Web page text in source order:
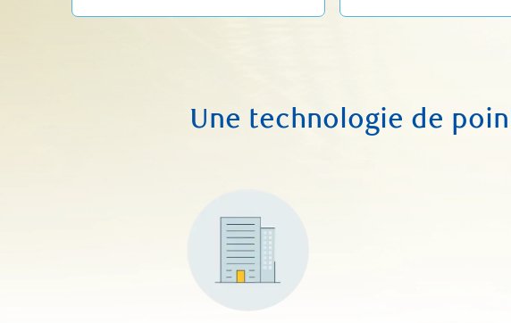
Une technologie de